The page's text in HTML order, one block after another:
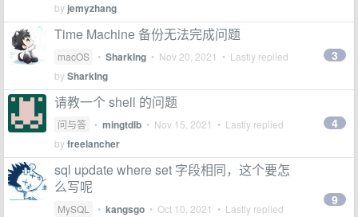
by jemyzhang
Time Machine 备份无法完成问题
macOS • SharkIng • Nov 20, 2021 • Lastly replied
bySharkIng
3
请教一个 shell 的问题
问与答 • mingtdlb • Nov 15, 2021 • Lastly replied
byfreelancher
4
sql update where set 字段相同，这个要怎
么写呢
MySQL • kangsgo • Oct 10, 2021 • Lastly replied
9